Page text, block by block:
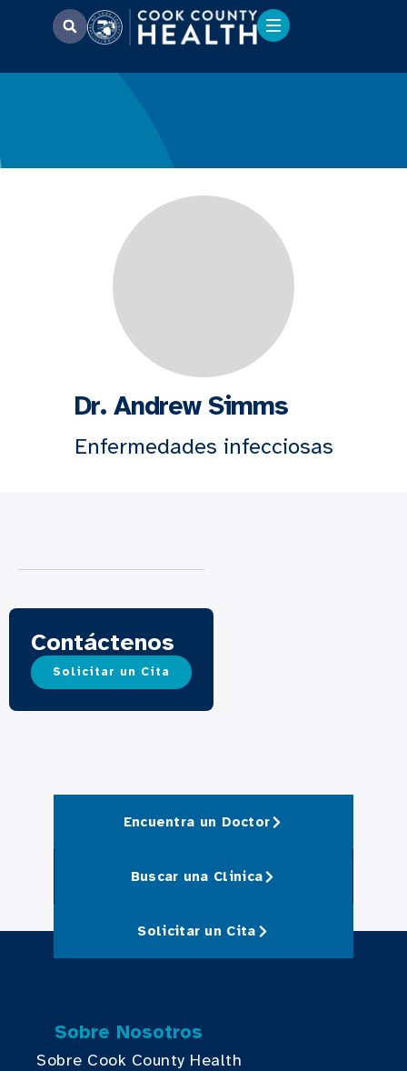
Dr. Andrew Simms
Enfermedades infecciosas
Contáctenos
Solicitar un Cita
Encuentra un Doctor
Buscar una Clinica
Solicitar un Cita
Sobre Nosotros
Sobre Cook County Health